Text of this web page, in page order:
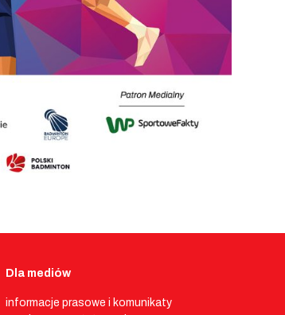
Dla mediów
informacje prasowe i komunikaty